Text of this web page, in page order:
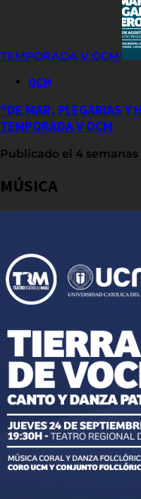
TEMPORADA V OCM
OCM
“DE MAR, PLEGARIAS Y
TEMPORADA V OCM
Publicado el 4 semanas
MÚSICA